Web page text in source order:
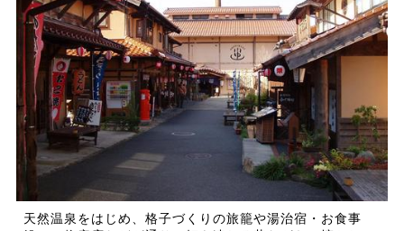
天然温泉をはじめ、格子づくりの旅籠や湯治宿・お食事